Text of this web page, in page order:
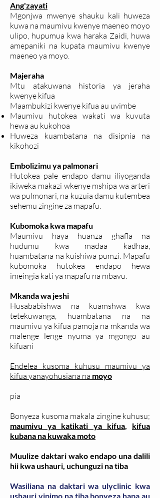
Ang'zayati
Mgonjwa mwenye shauku kali huweza
kuwa na maumivu kwenye maeneo moyo
ulipo, hupumua kwa haraka Zaidi, huwa
amepaniki na kupata maumivu kwenye
maeneo ya moyo.
Majeraha
Mtu atakuwana historia ya jeraha
kwenye kifua
Maambukizi kwenye kifua au uvimbe
Maumivu hutokea wakati wa kuvuta
hewa au kukohoa
Huweza kuambatana na disipnia na
kikohozi
Embolizimu ya palmonari
Hutokea pale endapo damu iliyoganda
ikiweka makazi wkenye mshipa wa arteri
wa pulmonari, na kuzuia damu kutembea
sehemu zingine za mapafu.
Kubomoka kwa mapafu
Maumivu haya huanza ghafla na
hudumu kwa madaa kadhaa,
huambatana na kuishiwa pumzi. Mapafu
kubomoka hutokea endapo hewa
imeingia kati ya mapafu na mbavu.
Mkanda wa jeshi
Husababishwa na kuamshwa kwa
tetekuwanga, huambatana na na
maumivu ya kifua pamoja na mkanda wa
malenge lenge nyuma ya mgongo au
kifuani
Endelea kusoma kuhusu maumivu ya
kifua yanayohusiana na moyo
pia
Bonyeza kusoma makala zingine kuhusu;
maumivu ya katikati ya kifua, kifua
kubana na kuwaka moto
Muulize daktari wako endapo una dalili
hii kwa ushauri, uchunguzi na tiba
Wasiliana na daktari wa ulyclinic kwa
ushauri vipimo na tiba bonyeza hapa au